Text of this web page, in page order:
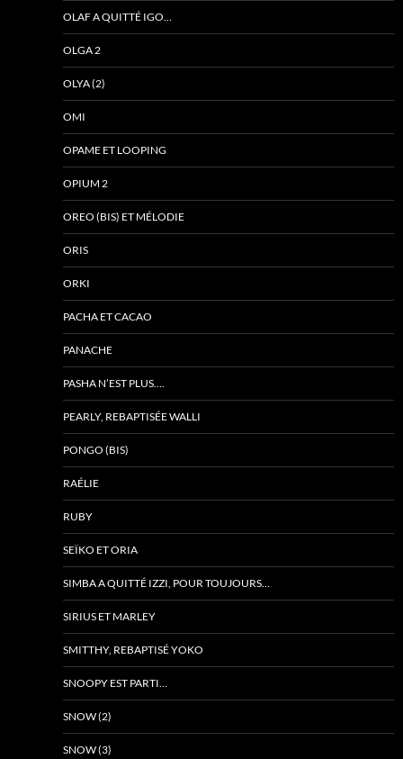
OLAF A QUITTÉ IGO…
OLGA 2
OLYA (2)
OMI
OPAME ET LOOPING
OPIUM 2
OREO (BIS) ET MÉLODIE
ORIS
ORKI
PACHA ET CACAO
PANACHE
PASHA N’EST PLUS….
PEARLY, REBAPTISÉE WALLI
PONGO (BIS)
RAÉLIE
RUBY
SEÏKO ET ORIA
SIMBA A QUITTÉ IZZI, POUR TOUJOURS…
SIRIUS ET MARLEY
SMITTHY, REBAPTISÉ YOKO
SNOOPY EST PARTI…
SNOW (2)
SNOW (3)